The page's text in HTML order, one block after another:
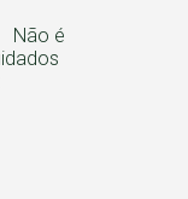
Não é